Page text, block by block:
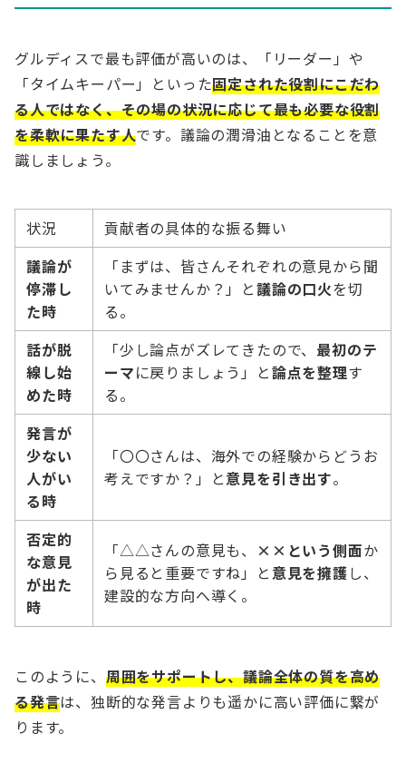
グルディスで最も評価が高いのは、「リーダー」や
「タイムキーパー」といった固定された役割にこだわ
る人ではなく、その場の状況に応じて最も必要な役割
を柔軟に果たす人です。議論の潤滑油となることを意
識しましょう。
状況
貢献者の具体的な振る舞い
議論が
停滞し
た時
「まずは、皆さんそれぞれの意見から聞
いてみませんか？」と議論の口火を切
る。
話が脱
線し始
めた時
「少し論点がズレてきたので、 最初のテ
ーマに戻りましょう」と論点を整理す
る。
発言が
少ない
人がい
る時
「〇〇さんは、海外での経験からどうお
考えですか？」と意見を引き出す。
否定的
な意見
が出た
時
「△△さんの意見も、 ××という側面か
ら見ると重要ですね」と意見を擁護し、
建設的な方向へ導く。
このように、 周囲をサポートし、議論全体の質を高め
る発言は、独断的な発言よりも遥かに高い評価に繋が
ります。